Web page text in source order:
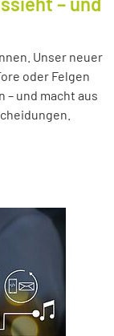
Unser neuer
oder Felgen
und macht aus